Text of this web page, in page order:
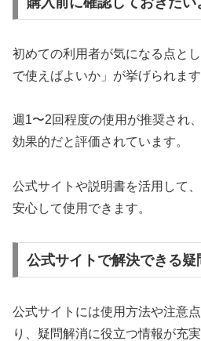
初めての利用者が気になる点と
で使えばよいか」が挙げられます
週1〜2回程度の使用が推奨され
効果的だと評価されています。
公式サイトや説明書を活用して
安心して使用できます。
公式サイトで解決できる疑
公式サイトには使用方法や注意
り、疑問解消に役立つ情報が充実